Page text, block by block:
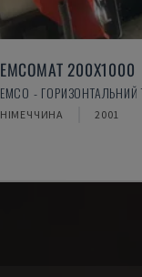
EMCOMAT 200X1000
EMCO - ГОРИЗОНТАЛЬНИЙ
НІМЕЧЧИНА 2001